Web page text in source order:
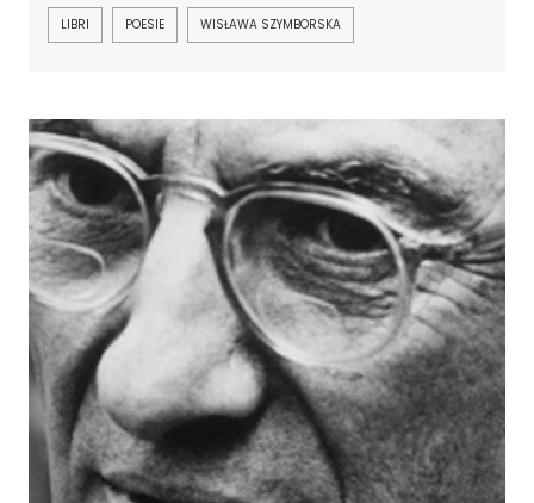
LIBRI POESIE WISŁAWA SZYMBORSKA